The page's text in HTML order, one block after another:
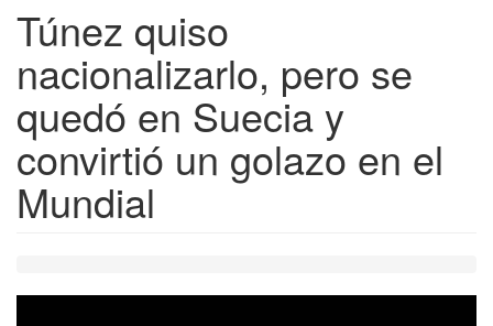
Túnez quiso
nacionalizarlo, pero se
quedó en Suecia y
convirtió un golazo en el
Mundial